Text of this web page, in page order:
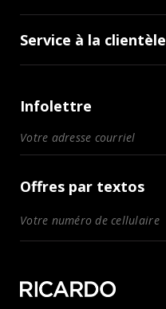
Service à la clientèle
Infolettre
Offres par textos